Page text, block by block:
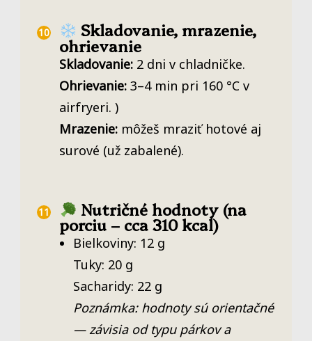
Skladovanie, mrazenie,
ohrievanie
Skladovanie: 2 dni v chladničke.
Ohrievanie: 3–4 min pri 160 °C v
airfryeri. )
Mrazenie: môžeš mraziť hotové aj
surové (už zabalené).
Nutričné hodnoty (na
porciu – cca 310 kcal)
Bielkoviny: 12 g
Tuky: 20 g
Sacharidy: 22 g
Poznámka: hodnoty sú orientačné
— závisia od typu párkov a